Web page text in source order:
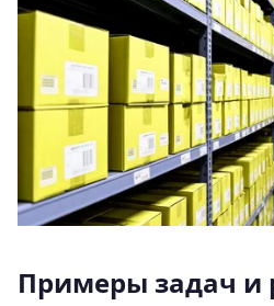
Примеры задач и